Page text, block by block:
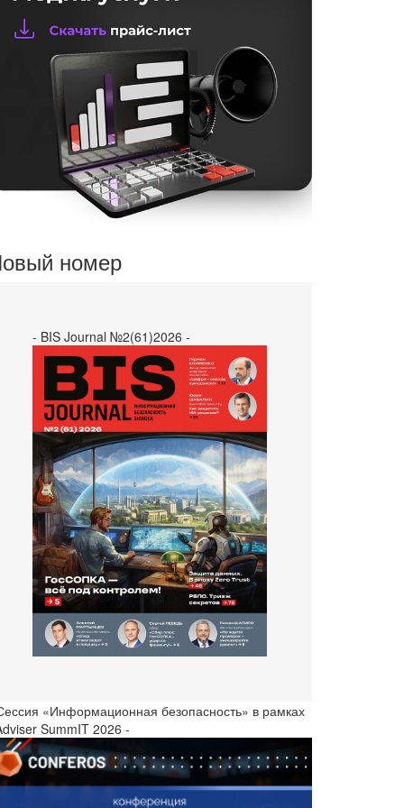
номер
- BIS Journal №2(61)2026 -
«Информационная безопасность» в рамках
SummIT 2026 -